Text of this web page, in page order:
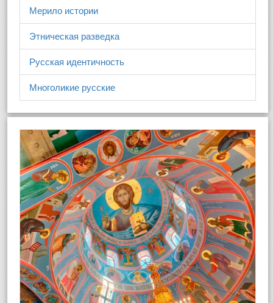
Мерило истории
Этническая разведка
Русская идентичность
Многоликие русские